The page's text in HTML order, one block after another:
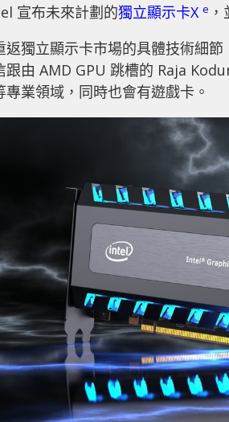
宣布未來計劃的獨立顯示卡X e
返獨立顯示卡市場的具體技術細
跟由 AMD GPU 跳槽的 Raja
專業領域，同時也會有遊戲卡。